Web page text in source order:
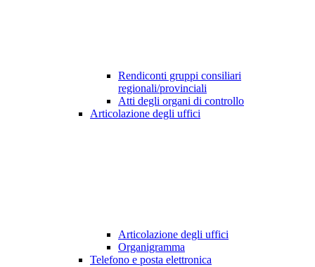
Rendiconti gruppi consiliari
regionali/provinciali
Atti degli organi di controllo
Articolazione degli uffici
Articolazione degli uffici
Organigramma
Telefono e posta elettronica